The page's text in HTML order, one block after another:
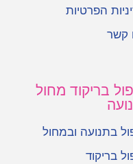
הפרטיות
קשר
בריקוד מחול
בתנועה ובמחול
בריקוד